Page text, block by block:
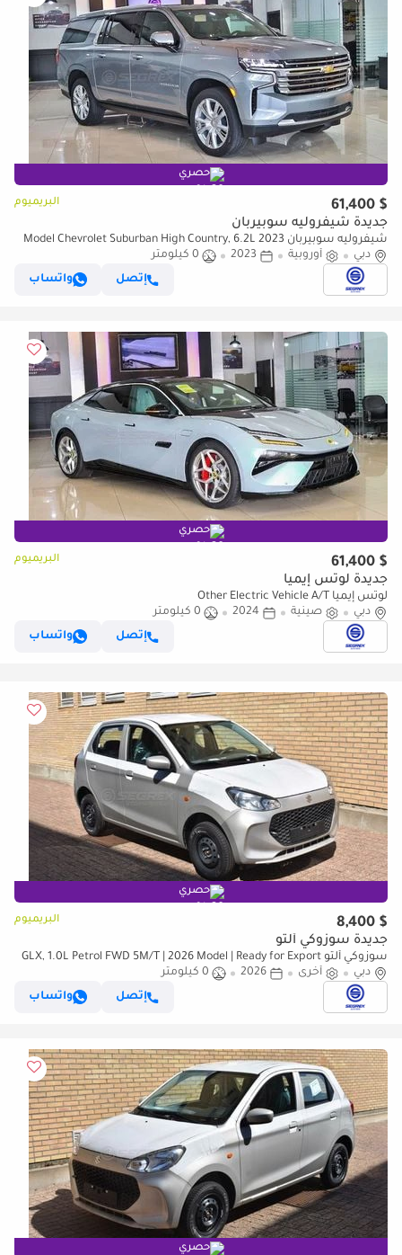
حصري
$ 61,400 البريميوم
جديدة شيفروليه سوبيربان
شيفروليه سوبيربان 2023 Model Chevrolet Suburban High Country, 6.2L
Petrol AWD A/T
دبي أوروبية 2023
0 كيلومتر
إتصل
واتساب
حصري
$ 61,400 البريميوم
جديدة لوتس إيميا
لوتس إيميا Other Electric Vehicle A/T
دبي
صينية 2024
0 كيلومتر
إتصل
واتساب
حصري
$ 8,400 البريميوم
جديدة سوزوكي ألتو
سوزوكي ألتو GLX, 1.0L Petrol FWD 5M/T | 2026 Model | Ready for Export
دبي
أخرى 2026
0 كيلومتر
إتصل
واتساب
حصري